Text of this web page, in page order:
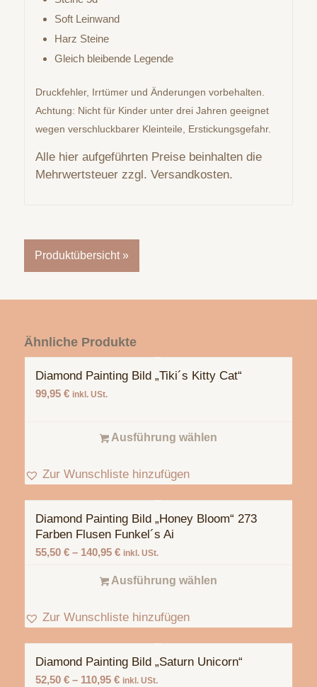
Soft Leinwand
Harz Steine
Gleich bleibende Legende
Druckfehler, Irrtümer und Änderungen vorbehalten.
Achtung: Nicht für Kinder unter drei Jahren geeignet
wegen verschluckbarer Kleinteile, Erstickungsgefahr.
Alle hier aufgeführten Preise beinhalten die
Mehrwertsteuer zzgl. Versandkosten.
Produktübersicht »
Ähnliche Produkte
Diamond Painting Bild „Tiki´s Kitty Cat“
99,95 € inkl. USt.
Ausführung wählen
Zur Wunschliste hinzufügen
Diamond Painting Bild „Honey Bloom“ 273
Farben Flusen Funkel´s Ai
55,50 €– 140,95 € inkl. USt.
Ausführung wählen
Zur Wunschliste hinzufügen
5.00
Diamond Painting Bild „Saturn Unicorn“
52,50 €– 110,95 € inkl. USt.